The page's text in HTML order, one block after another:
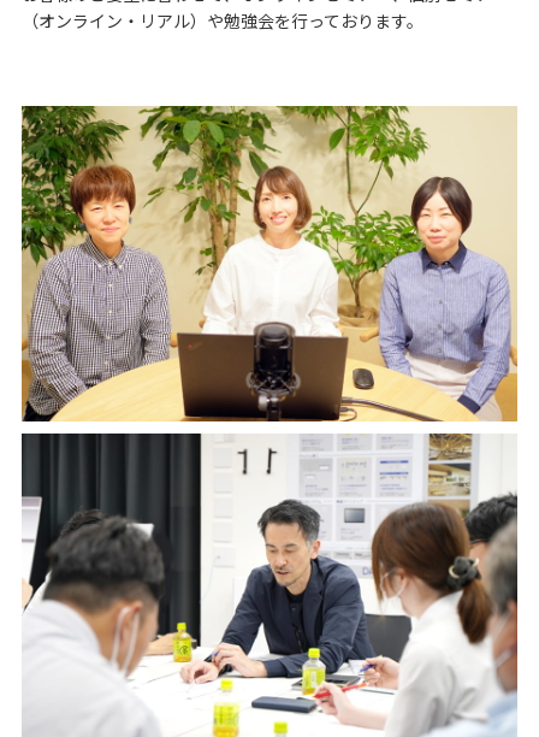
（オンライン・リアル）や勉強会を行っております。